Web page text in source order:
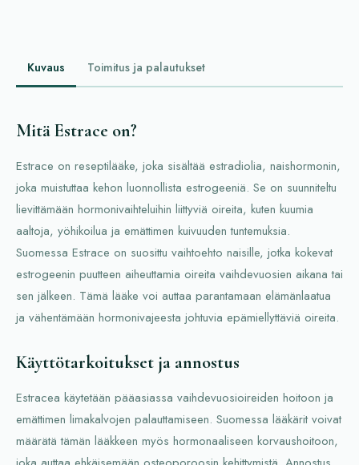
Kuvaus Toimitus ja palautukset
Mitä Estrace on?
Estrace on reseptilääke, joka sisältää estradiolia, naishormonin,
joka muistuttaa kehon luonnollista estrogeeniä. Se on suunniteltu
lievittämään hormonivaihteluihin liittyviä oireita, kuten kuumia
aaltoja, yöhikoilua ja emättimen kuivuuden tuntemuksia.
Suomessa Estrace on suosittu vaihtoehto naisille, jotka kokevat
estrogeenin puutteen aiheuttamia oireita vaihdevuosien aikana tai
sen jälkeen. Tämä lääke voi auttaa parantamaan elämänlaatua
ja vähentämään hormonivajeesta johtuvia epämiellyttäviä oireita.
Käyttötarkoitukset ja annostus
Estracea käytetään pääasiassa vaihdevuosioireiden hoitoon ja
emättimen limakalvojen palauttamiseen. Suomessa lääkärit voivat
määrätä tämän lääkkeen myös hormonaaliseen korvaushoitoon,